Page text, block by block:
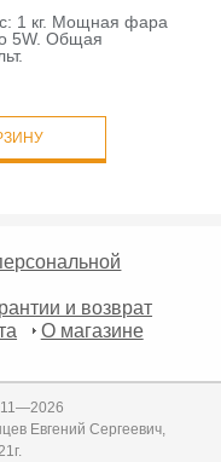
1 кг. Мощная фара
5W. Общая
и возврат
О магазине
Евгений Сергеевич,